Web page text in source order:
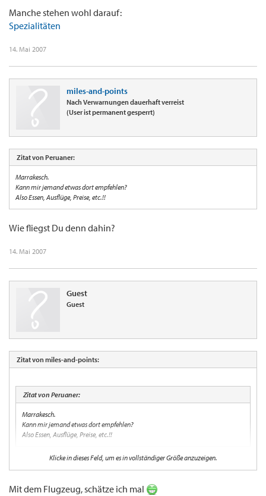
Manche stehen wohl darauf:
Spezialitäten
14. Mai 2007
miles-and-points
Nach Verwarnungen dauerhaft verreist
(User ist permanent gesperrt)
Zitat von Peruaner:
Marrakesch.
Kann mir jemand etwas dort empfehlen?
Also Essen, Ausflüge, Preise, etc.!!
Wie fliegst Du denn dahin?
14. Mai 2007
Guest
Guest
Zitat von miles-and-points:
Zitat von Peruaner:
Marrakesch.
Kann mir jemand etwas dort empfehlen?
Also Essen, Ausflüge, Preise, etc.!!
Klicke in dieses Feld, um es in vollständiger Größe anzuzeigen.
Mit dem Flugzeug, schätze ich mal